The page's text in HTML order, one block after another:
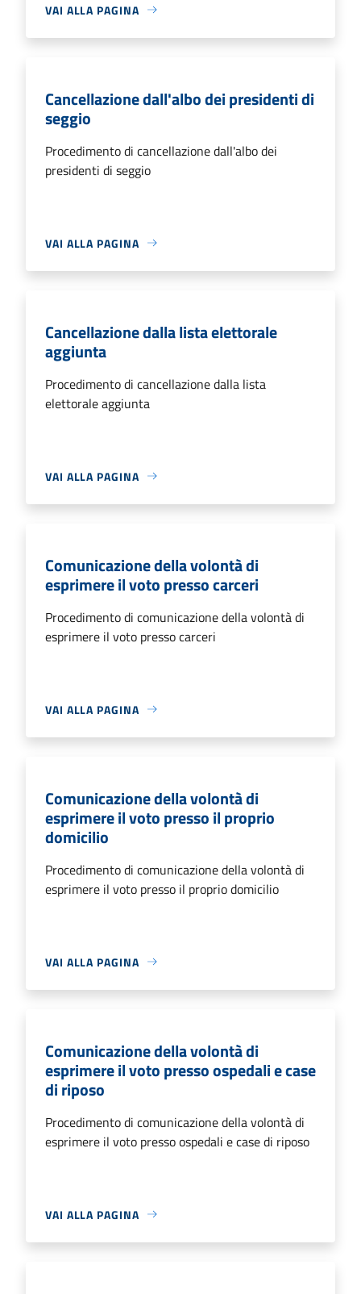
VAI ALLA PAGINA
Cancellazione dall'albo dei presidenti di
seggio
Procedimento di cancellazione dall'albo dei
presidenti di seggio
VAI ALLA PAGINA
Cancellazione dalla lista elettorale
aggiunta
Procedimento di cancellazione dalla lista
elettorale aggiunta
VAI ALLA PAGINA
Comunicazione della volontà di
esprimere il voto presso carceri
Procedimento di comunicazione della volontà di
esprimere il voto presso carceri
VAI ALLA PAGINA
Comunicazione della volontà di
esprimere il voto presso il proprio
domicilio
Procedimento di comunicazione della volontà di
esprimere il voto presso il proprio domicilio
VAI ALLA PAGINA
Comunicazione della volontà di
esprimere il voto presso ospedali e case
di riposo
Procedimento di comunicazione della volontà di
esprimere il voto presso ospedali e case di riposo
VAI ALLA PAGINA